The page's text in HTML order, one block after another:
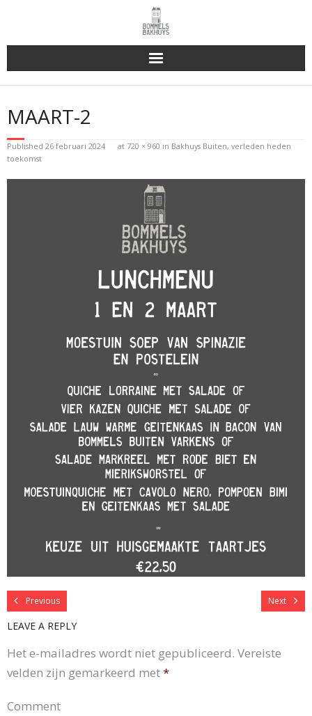
Bakhuys Buiten, verleden heden toekomst
Reserveren & Bestellen
Bommels Buiten
MAART-2
Published 26 februari 2024 at 720 × 960 in Bakhuys Buiten, verleden heden
toekomst
Previous Next
LEAVE A REPLY
Het e-mailadres wordt niet gepubliceerd. Vereiste
velden zijn gemarkeerd met*
Comment